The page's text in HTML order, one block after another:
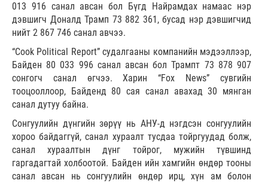
013 916 санал авсан бол Бүгд Найрамдах намаас нэр
дэвшигч Доналд Трамп 73 882 361, бусад нэр дэвшигчид
нийт 2 867 746 санал авчээ.
“Cook Political Report” судалгааны компанийн мэдээллээр,
Байден 80 033 996 санал авсан бол Трампт 73 878 907
сонгогч санал өгчээ. Харин “Fox News” сувгийн
тооцооллоор, Байденд 80 сая санал авахад 30 мянган
санал дутуу байна.
Сонгуулийн дүнгийн зөрүү нь АНУ-д нэгдсэн сонгуулийн
хороо байдаггүй, санал хураалт тусдаа тойргуудад болж,
санал хураалтын дүнг тойрог, мужийн түвшинд
гаргадагтай холбоотой. Байден ийн хамгийн өндөр тооны
санал авсан нь сонгуулийн өндөр ирц, хүн ам болон